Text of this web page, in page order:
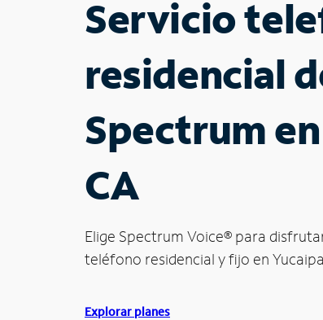
Servicio
residencial
Spectrum
CA
Elige Spectrum Voice® para
teléfono residencial y fijo en
Explorar planes